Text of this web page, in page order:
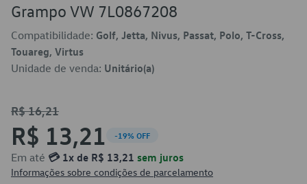
Grampo VW 7L0867208
Compatibilidade: Golf, Jetta, Nivus, Passat, Polo, T-Cross,
Touareg, Virtus
Unidade de venda: Unitário(a)
R$ 16,21
R$ 13,21 -19% OFF
Em até 💳 1x de R$ 13,21 sem juros
Informações sobre condições de parcelamento